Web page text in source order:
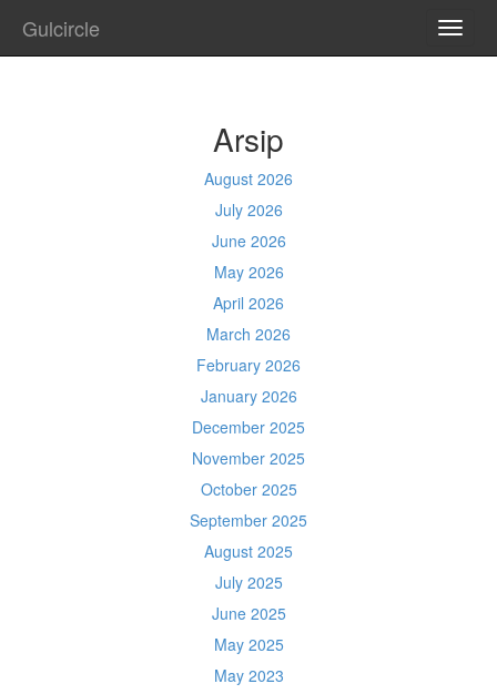
Gulcircle
Arsip
August 2026
July 2026
June 2026
May 2026
April 2026
March 2026
February 2026
January 2026
December 2025
November 2025
October 2025
September 2025
August 2025
July 2025
June 2025
May 2025
May 2023